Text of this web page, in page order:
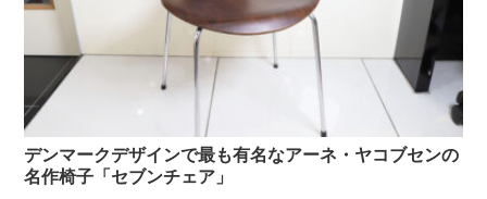
デンマークデザインで最も有名なアーネ・ヤコブセンの
名作椅子「セブンチェア」